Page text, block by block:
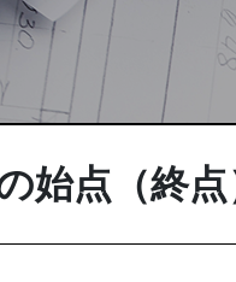
始点（終